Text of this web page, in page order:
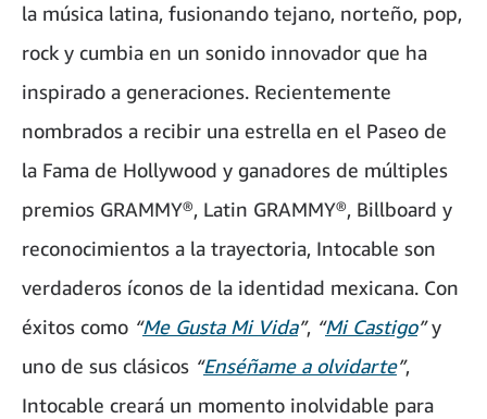
la música latina, fusionando tejano, norteño, pop,
rock y cumbia en un sonido innovador que ha
inspirado a generaciones. Recientemente
nombrados a recibir una estrella en el Paseo de
la Fama de Hollywood y ganadores de múltiples
premios GRAMMY®, Latin GRAMMY®, Billboard y
reconocimientos a la trayectoria, Intocable son
verdaderos íconos de la identidad mexicana. Con
éxitos como “Me Gusta Mi Vida”, “Mi Castigo”y
uno de sus clásicos “Enséñame a olvidarte”,
Intocable creará un momento inolvidable para